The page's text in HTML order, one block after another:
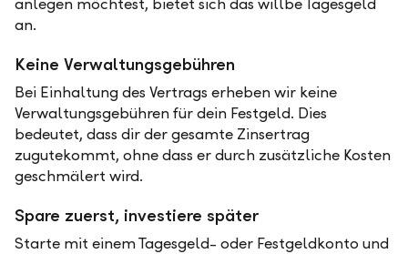
anlegen möchtest, bietet sich das willbe Tagesgeld
an.
Keine Verwaltungsgebühren
Bei Einhaltung des Vertrags erheben wir keine
Verwaltungsgebühren für dein Festgeld. Dies
bedeutet, dass dir der gesamte Zinsertrag
zugutekommt, ohne dass er durch zusätzliche Kosten
geschmälert wird.
Spare zuerst, investiere später
Starte mit einem Tagesgeld- oder Festgeldkonto und